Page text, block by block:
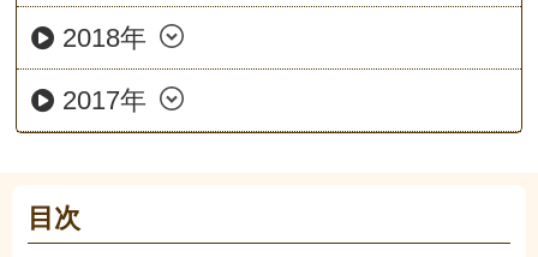
2018年
2017年
目次